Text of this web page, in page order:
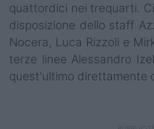
quattordici nei trequarti.
disposizione dello staff
Nocera, Luca Rizzoli e
terze linee Alessandro
quest'ultimo direttamente